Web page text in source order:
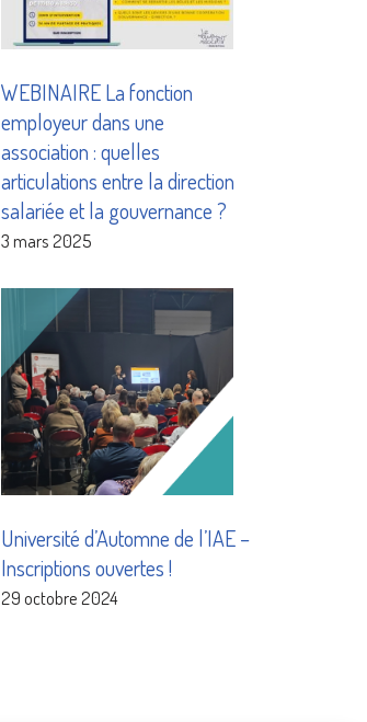
WEBINAIRE La fonction
employeur dans une
association : quelles
articulations entre la direction
salariée et la gouvernance ?
3 mars 2025
Université d’Automne de l’IAE –
Inscriptions ouvertes !
29 octobre 2024